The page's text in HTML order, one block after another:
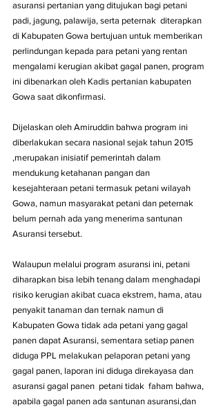
asuransi pertanian yang ditujukan bagi petani
padi, jagung, palawija, serta peternak  diterapkan
di Kabupaten Gowa bertujuan untuk memberikan
perlindungan kepada para petani yang rentan
mengalami kerugian akibat gagal panen, program
ini dibenarkan oleh Kadis pertanian kabupaten
Gowa saat dikonfirmasi.
Dijelaskan oleh Amiruddin bahwa program ini
diberlakukan secara nasional sejak tahun 2015
,merupakan inisiatif pemerintah dalam
mendukung ketahanan pangan dan
kesejahteraan petani termasuk petani wilayah
Gowa, namun masyarakat petani dan peternak
belum pernah ada yang menerima santunan
Asuransi tersebut.
Walaupun melalui program asuransi ini, petani
diharapkan bisa lebih tenang dalam menghadapi
risiko kerugian akibat cuaca ekstrem, hama, atau
penyakit tanaman dan ternak namun di
Kabupaten Gowa tidak ada petani yang gagal
panen dapat Asuransi, sementara setiap panen
diduga PPL melakukan pelaporan petani yang
gagal panen, laporan ini diduga direkayasa dan
asuransi gagal panen  petani tidak  faham bahwa,
apabila gagal panen ada santunan asuransi,dan